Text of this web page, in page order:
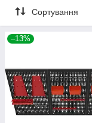
Сортування
–13%